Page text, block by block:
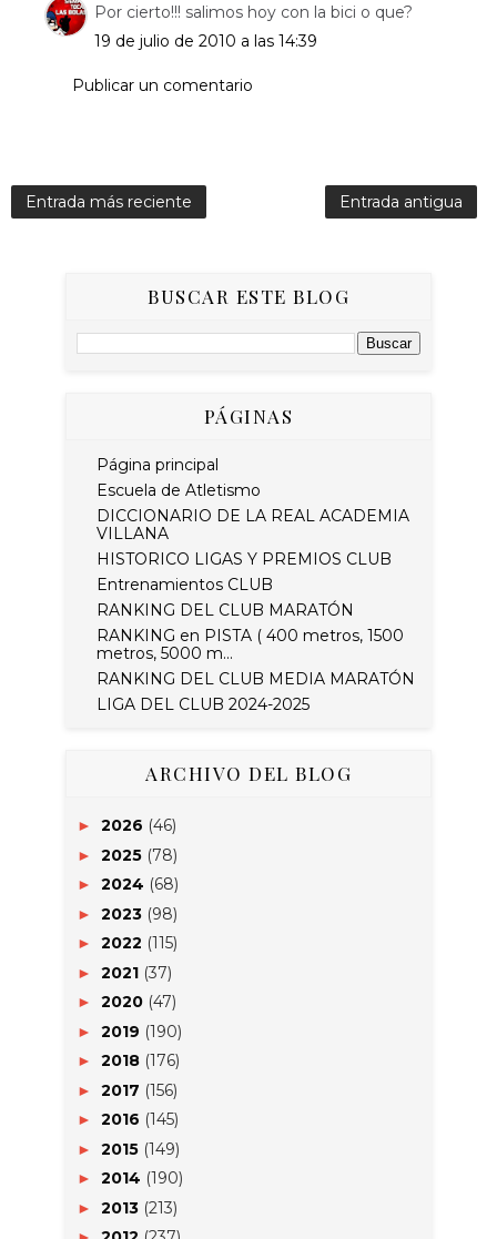
Por cierto!!! salimos hoy con la bici o que?
19 de julio de 2010 a las 14:39
Publicar un comentario
Entrada más reciente Entrada antigua
BUSCAR ESTE BLOG
PÁGINAS
Página principal
Escuela de Atletismo
DICCIONARIO DE LA REAL ACADEMIA
VILLANA
HISTORICO LIGAS Y PREMIOS CLUB
Entrenamientos CLUB
RANKING DEL CLUB MARATÓN
RANKING en PISTA ( 400 metros, 1500
metros, 5000 m...
RANKING DEL CLUB MEDIA MARATÓN
LIGA DEL CLUB 2024-2025
ARCHIVO DEL BLOG
► 2026 (46)
► 2025 (78)
► 2024 (68)
► 2023 (98)
► 2022 (115)
► 2021 (37)
► 2020 (47)
► 2019 (190)
► 2018 (176)
► 2017 (156)
► 2016 (145)
► 2015 (149)
► 2014 (190)
► 2013 (213)